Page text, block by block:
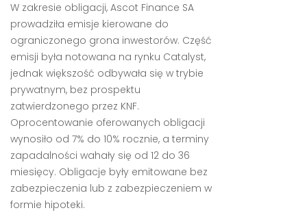
W zakresie obligacji, Ascot Finance SA
prowadziła emisje kierowane do
ograniczonego grona inwestorów. Część
emisji była notowana na rynku Catalyst,
jednak większość odbywała się w trybie
prywatnym, bez prospektu
zatwierdzonego przez KNF.
Oprocentowanie oferowanych obligacji
wynosiło od 7% do 10% rocznie, a terminy
zapadalności wahały się od 12 do 36
miesięcy. Obligacje były emitowane bez
zabezpieczenia lub z zabezpieczeniem w
formie hipoteki.